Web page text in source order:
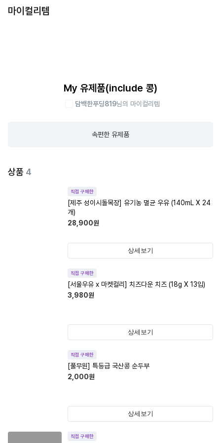
마이컬리템
My 유제품(include 콩)
담백한푸딩819님의 마이컬리템
속편한 유제품
상품 4
직접 구매한
[제주 성이시돌목장] 유기농 멸균 우유 (140mL X 24
개)
28,900원
상세보기
직접 구매한
[서울우유 x 마켓컬리] 치즈다운 치즈 (18g X 13입)
3,980원
상세보기
직접 구매한
[풀무원] 특등급 국산콩 순두부
2,000원
상세보기
직접 구매한